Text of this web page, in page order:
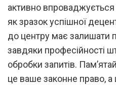
активно впроваджується
як зразок успішної
до центру має залишати
завдяки професійності
обробки запитів.
це ваше законне право, а